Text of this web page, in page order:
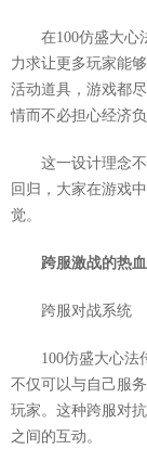
在100仿盛大心
力求让更多玩家能
活动道具，游戏都
情而不必担心经济负
这一设计理念
回归，大家在游戏
觉。
跨服激战的热
跨服对战系统
100仿盛大心法
不仅可以与自己服
玩家。这种跨服对
之间的互动。